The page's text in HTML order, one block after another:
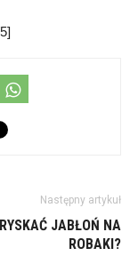
Następny artykuł
JABŁOŃ NA
ROBAKI?